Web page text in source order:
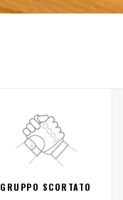
GRUPPO SCORTATO